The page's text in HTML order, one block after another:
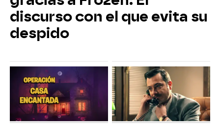
discurso con el que evita su
despido